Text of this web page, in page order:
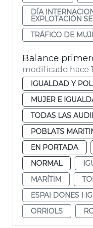
DÍA
EXPLOTACIÓN
TRÁFICO DE
modificado hace
IGUALDAD Y
MUJER E
TODAS LAS
POBLATS
EN PORTADA
NORMAL
MARÍTIM
ESPAI DONES I
ORRIOLS